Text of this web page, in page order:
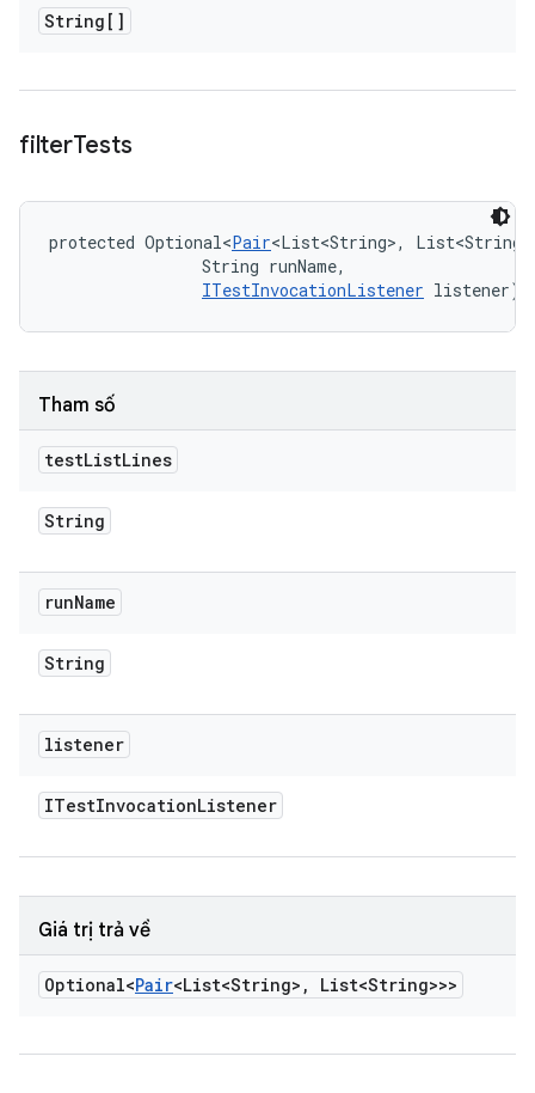
String[]
filterTests
protected Optional<Pair<List<String>,
                String runName,
ITestInvocationListener listener)
Tham số
testListLines
String
runName
String
listener
ITestInvocationListener
Giá trị trả về
Optional<Pair<List<String> , List<String>>>